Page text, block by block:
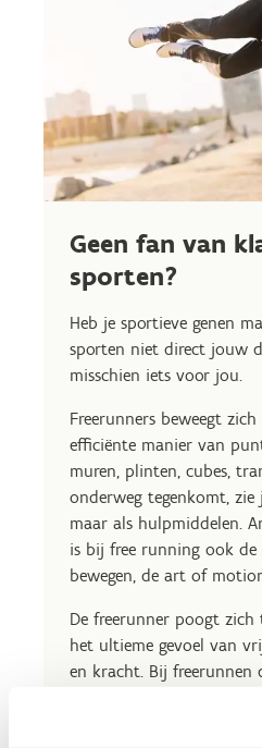
Geen fan van
sporten?
Heb je sportieve genen
sporten niet direct jouw
misschien iets voor jou.
Freerunners beweegt
efficiënte manier van
muren, plinten, cubes,
onderweg tegenkomt, zie
maar als hulpmiddelen.
is bij free running ook
bewegen, de art of
De freerunner poogt
het ultieme gevoel van
en kracht. Bij freerunnen